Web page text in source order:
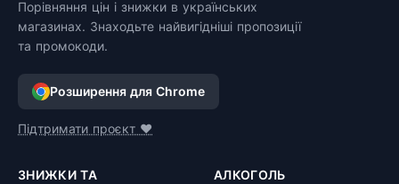
Порівняння цін і знижки в українських
магазинах. Знаходьте найвигідніші пропозиції
та промокоди.
Розширення для Chrome
Підтримати проєкт ❤️
ЗНИЖКИ ТА
АЛКОГОЛЬ